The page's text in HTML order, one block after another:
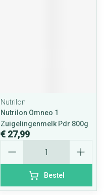
Nutrilon
Nutrilon Omneo 1
Zuigelingenmelk Pdr 800g
€ 27,99
Bestel